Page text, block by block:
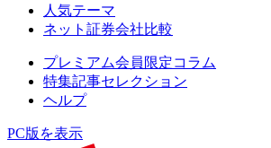
人気テーマ
ネット証券会社比較
プレミアム会員限定コラム
特集記事セレクション
ヘルプ
PC版を表示